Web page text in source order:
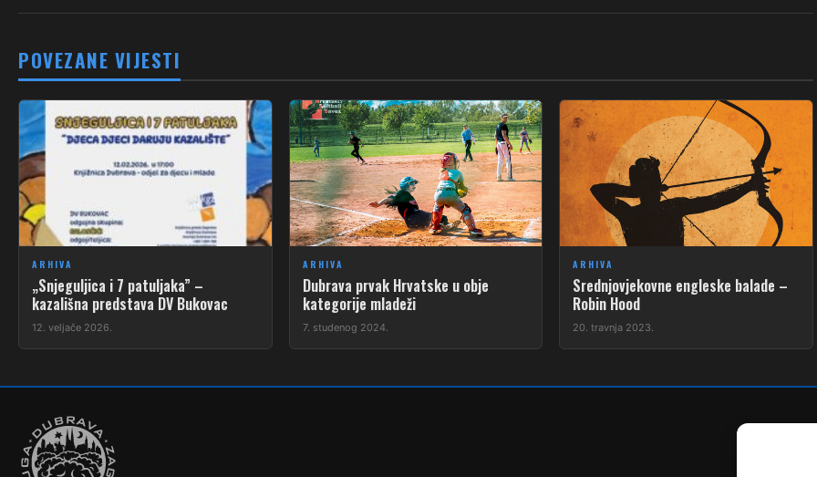
POVEZANE VIJESTI
ARHIVA
„Snjeguljica i 7 patuljaka” –
kazališna predstava DV Bukovac
12. veljače 2026.
ARHIVA
Dubrava prvak Hrvatske u obje
kategorije mladeži
7. studenog 2024.
ARHIVA
Srednjovjekovne engleske balade –
Robin Hood
20. travnja 2023.